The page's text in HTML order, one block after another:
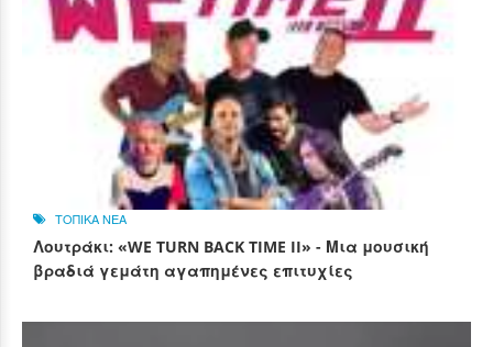
ΤΟΠΙΚΑ ΝΕΑ
Λουτράκι: «WE TURN BACK TIME II» - Μια μουσική
βραδιά γεμάτη αγαπημένες επιτυχίες